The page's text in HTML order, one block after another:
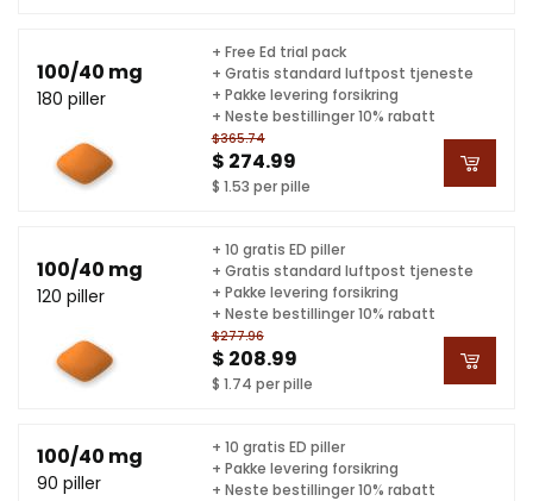
100/40 mg
180 piller
$365.74
$ 274.99
$ 1.53 per pille
+ Free Ed trial pack
+ Gratis standard luftpost tjeneste
+ Pakke levering forsikring
+ Neste bestillinger 10% rabatt
100/40 mg
120 piller
$277.96
$ 208.99
$ 1.74 per pille
+ 10 gratis ED piller
+ Gratis standard luftpost tjeneste
+ Pakke levering forsikring
+ Neste bestillinger 10% rabatt
100/40 mg
90 piller
+ 10 gratis ED piller
+ Pakke levering forsikring
+ Neste bestillinger 10% rabatt